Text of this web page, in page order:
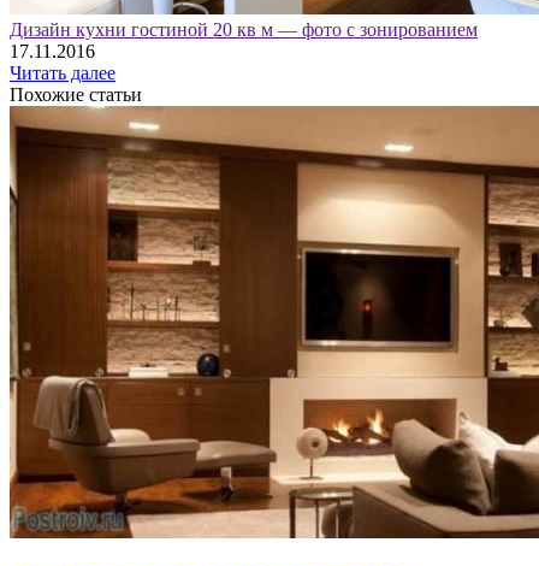
Дизайн кухни гостиной 20 кв м — фото с зонированием
17.11.2016
Читать далее
Похожие статьи